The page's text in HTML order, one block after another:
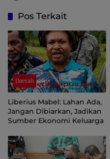
Pos Terkait
Daerah
Liberius Mabel: Lahan Ada,
Jangan Dibiarkan, Jadikan
Sumber Ekonomi Keluarga